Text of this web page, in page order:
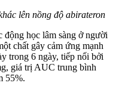
lên nồng độ abirateron
học lâm sàng ở người
chất gây cảm ứng mạnh
trong 6 ngày, tiếp nối bởi
giá trị AUC trung bình
55%.